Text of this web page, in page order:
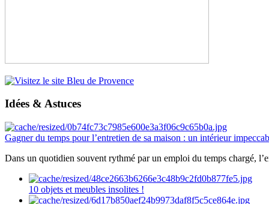
Idées & Astuces
Gagner du temps pour l’entretien de sa maison : un intérieur
Dans un quotidien souvent rythmé par un emploi du temps chargé,
10 objets et meubles insolites !